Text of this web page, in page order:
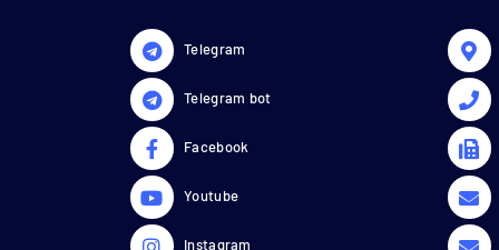
Telegram
Telegram bot
Facebook
Youtube
Instagram